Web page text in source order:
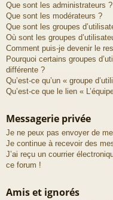
Que sont les administrateurs ?
Que sont les modérateurs ?
Que sont les groupes
Où sont les groupes
Comment puis-je devenir le
Pourquoi certains groupes
différente ?
Qu’est-ce qu’un « groupe
Qu’est-ce que le lien «
Messagerie privée
Je ne peux pas envoyer de
Je continue à recevoir des
J’ai reçu un courrier
ce forum !
Amis et ignorés